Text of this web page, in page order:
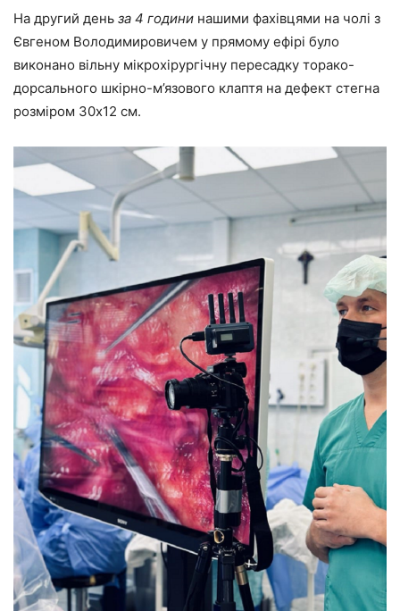
На другий день за 4 години нашими фахівцями на чолі з
Євгеном Володимировичем у прямому ефірі було
виконано вільну мікрохірургічну пересадку торако-
дорсального шкірно-м’язового клаптя на дефект стегна
розміром 30х12 см.